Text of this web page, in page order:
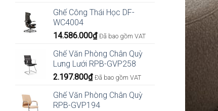
Ghế Công Thái Học DF-
WC4004
14.586.000₫ Đã bao gồm VAT
Ghế Văn Phòng Chân Quỳ
Lưng Lưới RPB-GVP258
2.197.800₫ Đã bao gồm VAT
Ghế Văn Phòng Chân Quỳ
RPB-GVP194